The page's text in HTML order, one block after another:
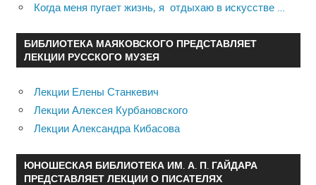
Когда меня пугает жизнь, я отдыхаю в искусстве …
БИБЛИОТЕКА МАЯКОВСКОГО ПРЕДСТАВЛЯЕТ
ЛЕКЦИИ РУССКОГО МУЗЕЯ
Лекции Елены Станкевич
Лекции Алексея Курбановского
Лекции Александра Кибасова
ЮНОШЕСКАЯ БИБЛИОТЕКА ИМ. А. П. ГАЙДАРА
ПРЕДСТАВЛЯЕТ ЛЕКЦИИ О ПИСАТЕЛЯХ